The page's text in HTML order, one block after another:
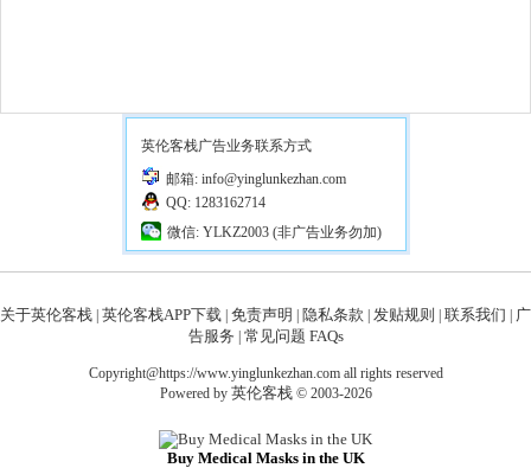
英伦客栈广告业务联系方式
邮箱: info@yinglunkezhan.com
QQ: 1283162714
微信: YLKZ2003 (非广告业务勿加)
关于英伦客栈 英伦客栈APP下载 免责声明 隐私条款 发贴规则 联系我们
广
告服务 常见问题 FAQs
Copyright@https://www.yinglunkezhan.com all rights reserved
Powered by 英伦客栈 © 2003-2026
Buy Medical Masks in the UK